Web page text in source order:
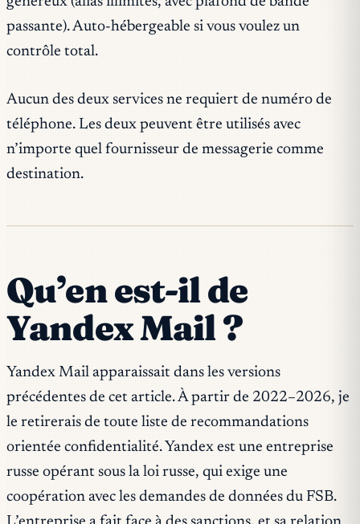
passante). Auto-hébergeable si vous voulez un
contrôle total.
Aucun des deux services ne requiert de numéro de
téléphone. Les deux peuvent être utilisés avec
n’importe quel fournisseur de messagerie comme
destination.
Qu’en est-il de
Yandex Mail ?
Yandex Mail apparaissait dans les versions
précédentes de cet article. À partir de 2022–2026, je
le retirerais de toute liste de recommandations
orientée confidentialité. Yandex est une entreprise
russe opérant sous la loi russe, qui exige une
coopération avec les demandes de données du FSB.